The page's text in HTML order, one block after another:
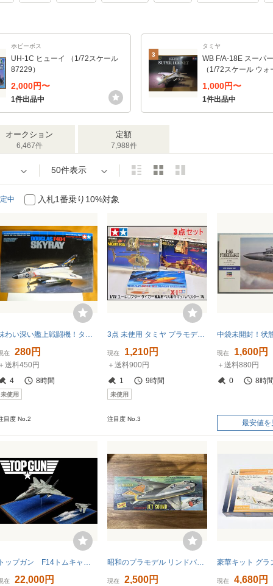
ホビーボス
UH-1C ヒューイ （1/72スケール
87229）
2,000円〜
1件出品中
3
タミヤ
WB F/A-18E スーパ
（1/72スケール ウ
46 60746）
1,000円〜
1件出品中
オークション
6,467件
定額
7,988件
50件表示
中 入札1番乗り10%対象
味わい深い艦上戦闘機！タミヤ1/72F4D-1スカイレイ 超破格価 商品説明全文必読 同梱・お取り置きも歓迎いたします 異次元航法堂
在 280円
送料450円
4
8時間
未使用
目度 No.2
3点 未使用 タミヤ プラモデル 1/72 ユーロコプター タイガーH.A.P. ベルX-1 マッハバスター ヒューズAH-6 ナイトフォックス TAMIYA 保管品
現在 1,210円
＋送料900円
1
9時間
未使用
注目度 No.3
現在 1,600円
＋送料880円
0
8時
最安値を
トップガン F14トムキャット マーベリック機 ミグ28 レジンジオラマ
在 22,000円
昭和のプラモデル リンドバーグ F-8A CRUSADER モーターライズ ジェットサウンド モーターから作れます
現在 2,500円 現在 4,680円